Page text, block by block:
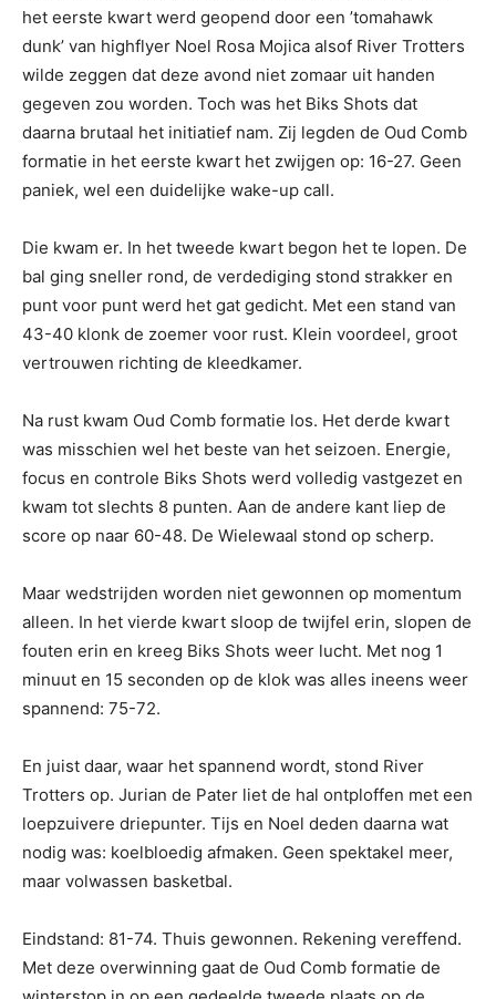
het eerste kwart werd geopend door een ’tomahawk
dunk’ van highflyer Noel Rosa Mojica alsof River Trotters
wilde zeggen dat deze avond niet zomaar uit handen
gegeven zou worden. Toch was het Biks Shots dat
daarna brutaal het initiatief nam. Zij legden de Oud Comb
formatie in het eerste kwart het zwijgen op: 16-27. Geen
paniek, wel een duidelijke wake-up call.
Die kwam er. In het tweede kwart begon het te lopen. De
bal ging sneller rond, de verdediging stond strakker en
punt voor punt werd het gat gedicht. Met een stand van
43-40 klonk de zoemer voor rust. Klein voordeel, groot
vertrouwen richting de kleedkamer.
Na rust kwam Oud Comb formatie los. Het derde kwart
was misschien wel het beste van het seizoen. Energie,
focus en controle Biks Shots werd volledig vastgezet en
kwam tot slechts 8 punten. Aan de andere kant liep de
score op naar 60-48. De Wielewaal stond op scherp.
Maar wedstrijden worden niet gewonnen op momentum
alleen. In het vierde kwart sloop de twijfel erin, slopen de
fouten erin en kreeg Biks Shots weer lucht. Met nog 1
minuut en 15 seconden op de klok was alles ineens weer
spannend: 75-72.
En juist daar, waar het spannend wordt, stond River
Trotters op. Jurian de Pater liet de hal ontploffen met een
loepzuivere driepunter. Tijs en Noel deden daarna wat
nodig was: koelbloedig afmaken. Geen spektakel meer,
maar volwassen basketbal.
Eindstand: 81-74. Thuis gewonnen. Rekening vereffend.
Met deze overwinning gaat de Oud Comb formatie de